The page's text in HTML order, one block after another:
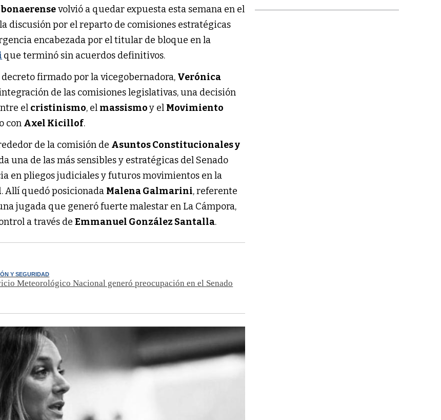
volvió a quedar expuesta esta semana en el
discusión por el reparto de comisiones estratégicas
encabezada por el titular de bloque en la
que terminó sin acuerdos definitivos.
firmado por la vicegobernadora, Verónica
de las comisiones legislativas, una decisión
el cristinismo, el massismoy el Movimiento
con Axel Kicillof.
de la comisión de Asuntos Constitucionales y
una de las más sensibles y estratégicas del Senado
en pliegos judiciales y futuros movimientos en la
. Allí quedó posicionada Malena Galmarini, referente
jugada que generó fuerte malestar en La Cámpora,
a través deEmmanuel González Santalla.
Y SEGURIDAD
Meteorológico Nacional generó preocupación en el Senado